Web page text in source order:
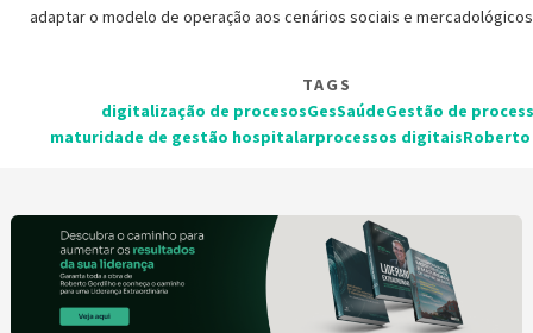
adaptar o modelo de operação aos cenários sociais e
TAGS
digitalização de procesosGesSaúdeGestão de
maturidade de gestão hospitalarprocessos digitais